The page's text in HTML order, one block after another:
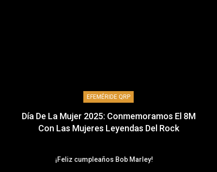
EFEMÉRIDE QRP
Día De La Mujer 2025: Conmemoramos El 8M
Con Las Mujeres Leyendas Del Rock
¡Feliz cumpleaños Bob Marley!